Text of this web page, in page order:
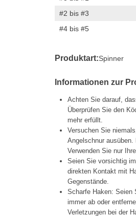
#2 bis #3
#4 bis #5
Produktart:Spinner
Informationen zur
Achten Sie darauf,
Überprüfen Sie den
mehr erfüllt.
Versuchen Sie
Angelschnur
Verwenden Sie nur
Seien Sie vorsichtig
direkten Kontakt mit
Gegenstände.
Scharfe Haken: Seien
immer ab oder
Verletzungen bei der